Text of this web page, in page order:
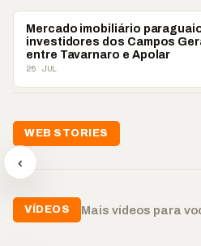
ECONOMIA
Mercado imobiliário
investidores dos Campos
entre Tavarnaro e Apolar
25 JUL
WEB STORIES
‹
📢 Noite de Louvor
chega com bênçãos e
oração
VÍDEOS Mais vídeos para